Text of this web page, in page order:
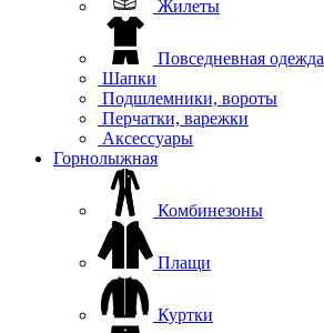
Жилеты
Повседневная одежда
Шапки
Подшлемники, вороты
Перчатки, варежки
Аксессуары
Горнолыжная
Комбинезоны
Плащи
Куртки